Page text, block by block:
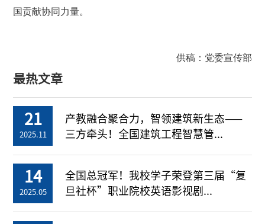
国贡献协同力量。
供稿：党委宣传部
最热文章
21
2025.11
产教融合聚合力，智领建筑新生态——
三方牵头！全国建筑工程智慧管...
14
2025.05
全国总冠军！我校学子荣登第三届“复
旦社杯”职业院校英语影视剧...